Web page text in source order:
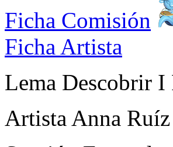
Ficha Comisión
Ficha Artista
Lema Descobrir I
Artista Anna